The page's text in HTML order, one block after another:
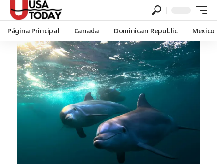
Página Principal Canada Dominican Republic Mexico